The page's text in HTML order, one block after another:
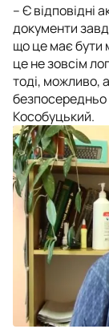
– Є відповідні
документи
що це має бути
це не зовсім
тоді, можливо,
безпосередньо
Кособуцький.